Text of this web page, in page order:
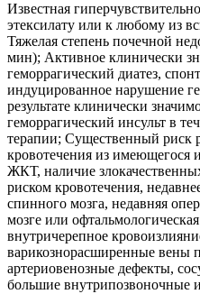
Известная
этексилату или к любому из
Тяжелая степень почечной
мин); Активное клинически
геморрагический диатез,
индуцированное нарушение
результате клинически
геморрагический инсульт в
терапии; Существенный риск
кровотечения из имеющегося
ЖКТ, наличие
риском кровотечения,
спинного мозга, недавняя
мозге или
внутричерепное
варикознорасширенные вены
артериовенозные дефекты,
большие внутрипозвоночные